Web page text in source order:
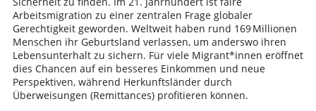
Arbeitsmigration zu einer zentralen Frage globaler
Gerechtigkeit geworden. Weltweit haben rund 169 Millionen
Menschen ihr Geburtsland verlassen, um anderswo ihren
Lebensunterhalt zu sichern. Für viele Migrant*innen eröffnet
dies Chancen auf ein besseres Einkommen und neue
Perspektiven, während Herkunftsländer durch
Überweisungen (Remittances) profitieren können.